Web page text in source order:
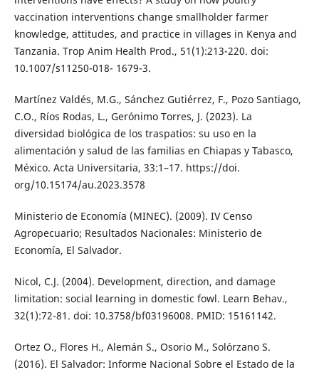
vaccination interventions change smallholder farmer
knowledge, attitudes, and practice in villages in Kenya and
Tanzania. Trop Anim Health Prod., 51(1):213-220. doi:
10.1007/s11250-018- 1679-3.
Martínez Valdés, M.G., Sánchez Gutiérrez, F., Pozo Santiago,
C.O., Ríos Rodas, L., Gerónimo Torres, J. (2023). La
diversidad biológica de los traspatios: su uso en la
alimentación y salud de las familias en Chiapas y Tabasco,
México. Acta Universitaria, 33:1–17. https://doi.
org/10.15174/au.2023.3578
Ministerio de Economía (MINEC). (2009). IV Censo
Agropecuario; Resultados Nacionales: Ministerio de
Economía, El Salvador.
Nicol, C.J. (2004). Development, direction, and damage
limitation: social learning in domestic fowl. Learn Behav.,
32(1):72-81. doi: 10.3758/bf03196008. PMID: 15161142.
Ortez O., Flores H., Alemán S., Osorio M., Solórzano S.
(2016). El Salvador: Informe Nacional Sobre el Estado de la